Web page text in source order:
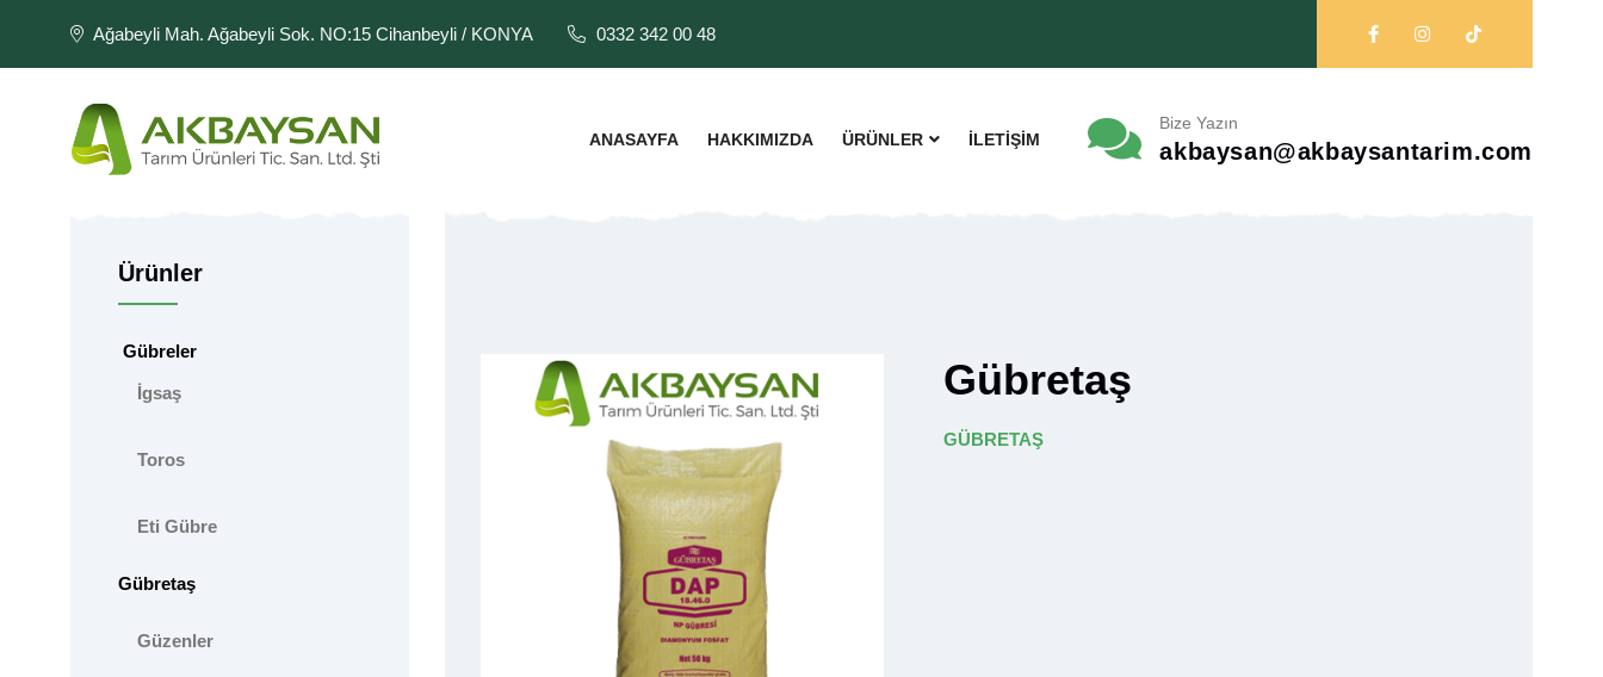
Ağabeyli Mah. Ağabeyli Sok. NO:15 Cihanbeyli / KONYA 0332 342 00 48
ANASAYFA HAKKIMIZDA ÜRÜNLER İLETİŞİM
Bize Yazın
akbaysan@akbaysantarim.com
Ürünler
Gübreler
İgsaş
Toros
Eti Gübre
Gübretaş
Güzenler
Gübretaş
GÜBRETAŞ